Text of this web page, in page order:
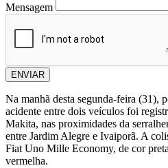
Mensagem
ENVIAR
Na manhã desta segunda-feira (31),
acidente entre dois veículos foi
Makita, nas proximidades da
entre Jardim Alegre e Ivaiporã. A
Fiat Uno Mille Economy, de cor
vermelha.